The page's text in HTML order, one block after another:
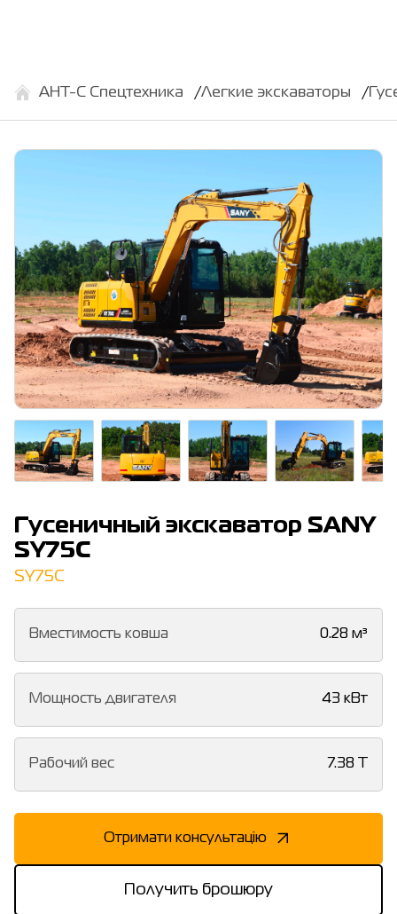
АНТ-С Спецтехника Легкие экскаваторы
Гусеничный экскаватор SANY
SY75C
SY75C
Вместимость ковша 0.28 м³
Мощность двигателя 43 кВт
Рабочий вес 7.38 T
Отримати консультацію
Получить брошюру